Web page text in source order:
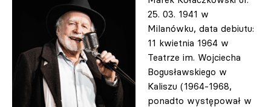
25. 03. 1941 w
Milanówku, data debiutu:
11 kwietnia 1964 w
Teatrze im. Wojciecha
Bogusławskiego w
Kaliszu (1964-1968,
ponadto występował w